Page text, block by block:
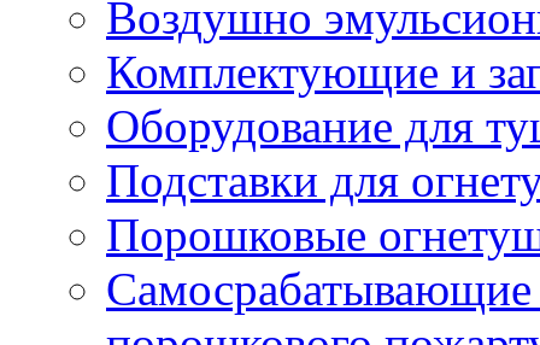
Воздушно
Комплектующие и
Оборудование для
Подставки для
Порошковые